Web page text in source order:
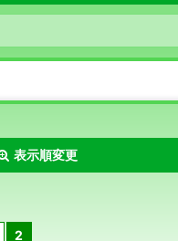
表示順変更
2